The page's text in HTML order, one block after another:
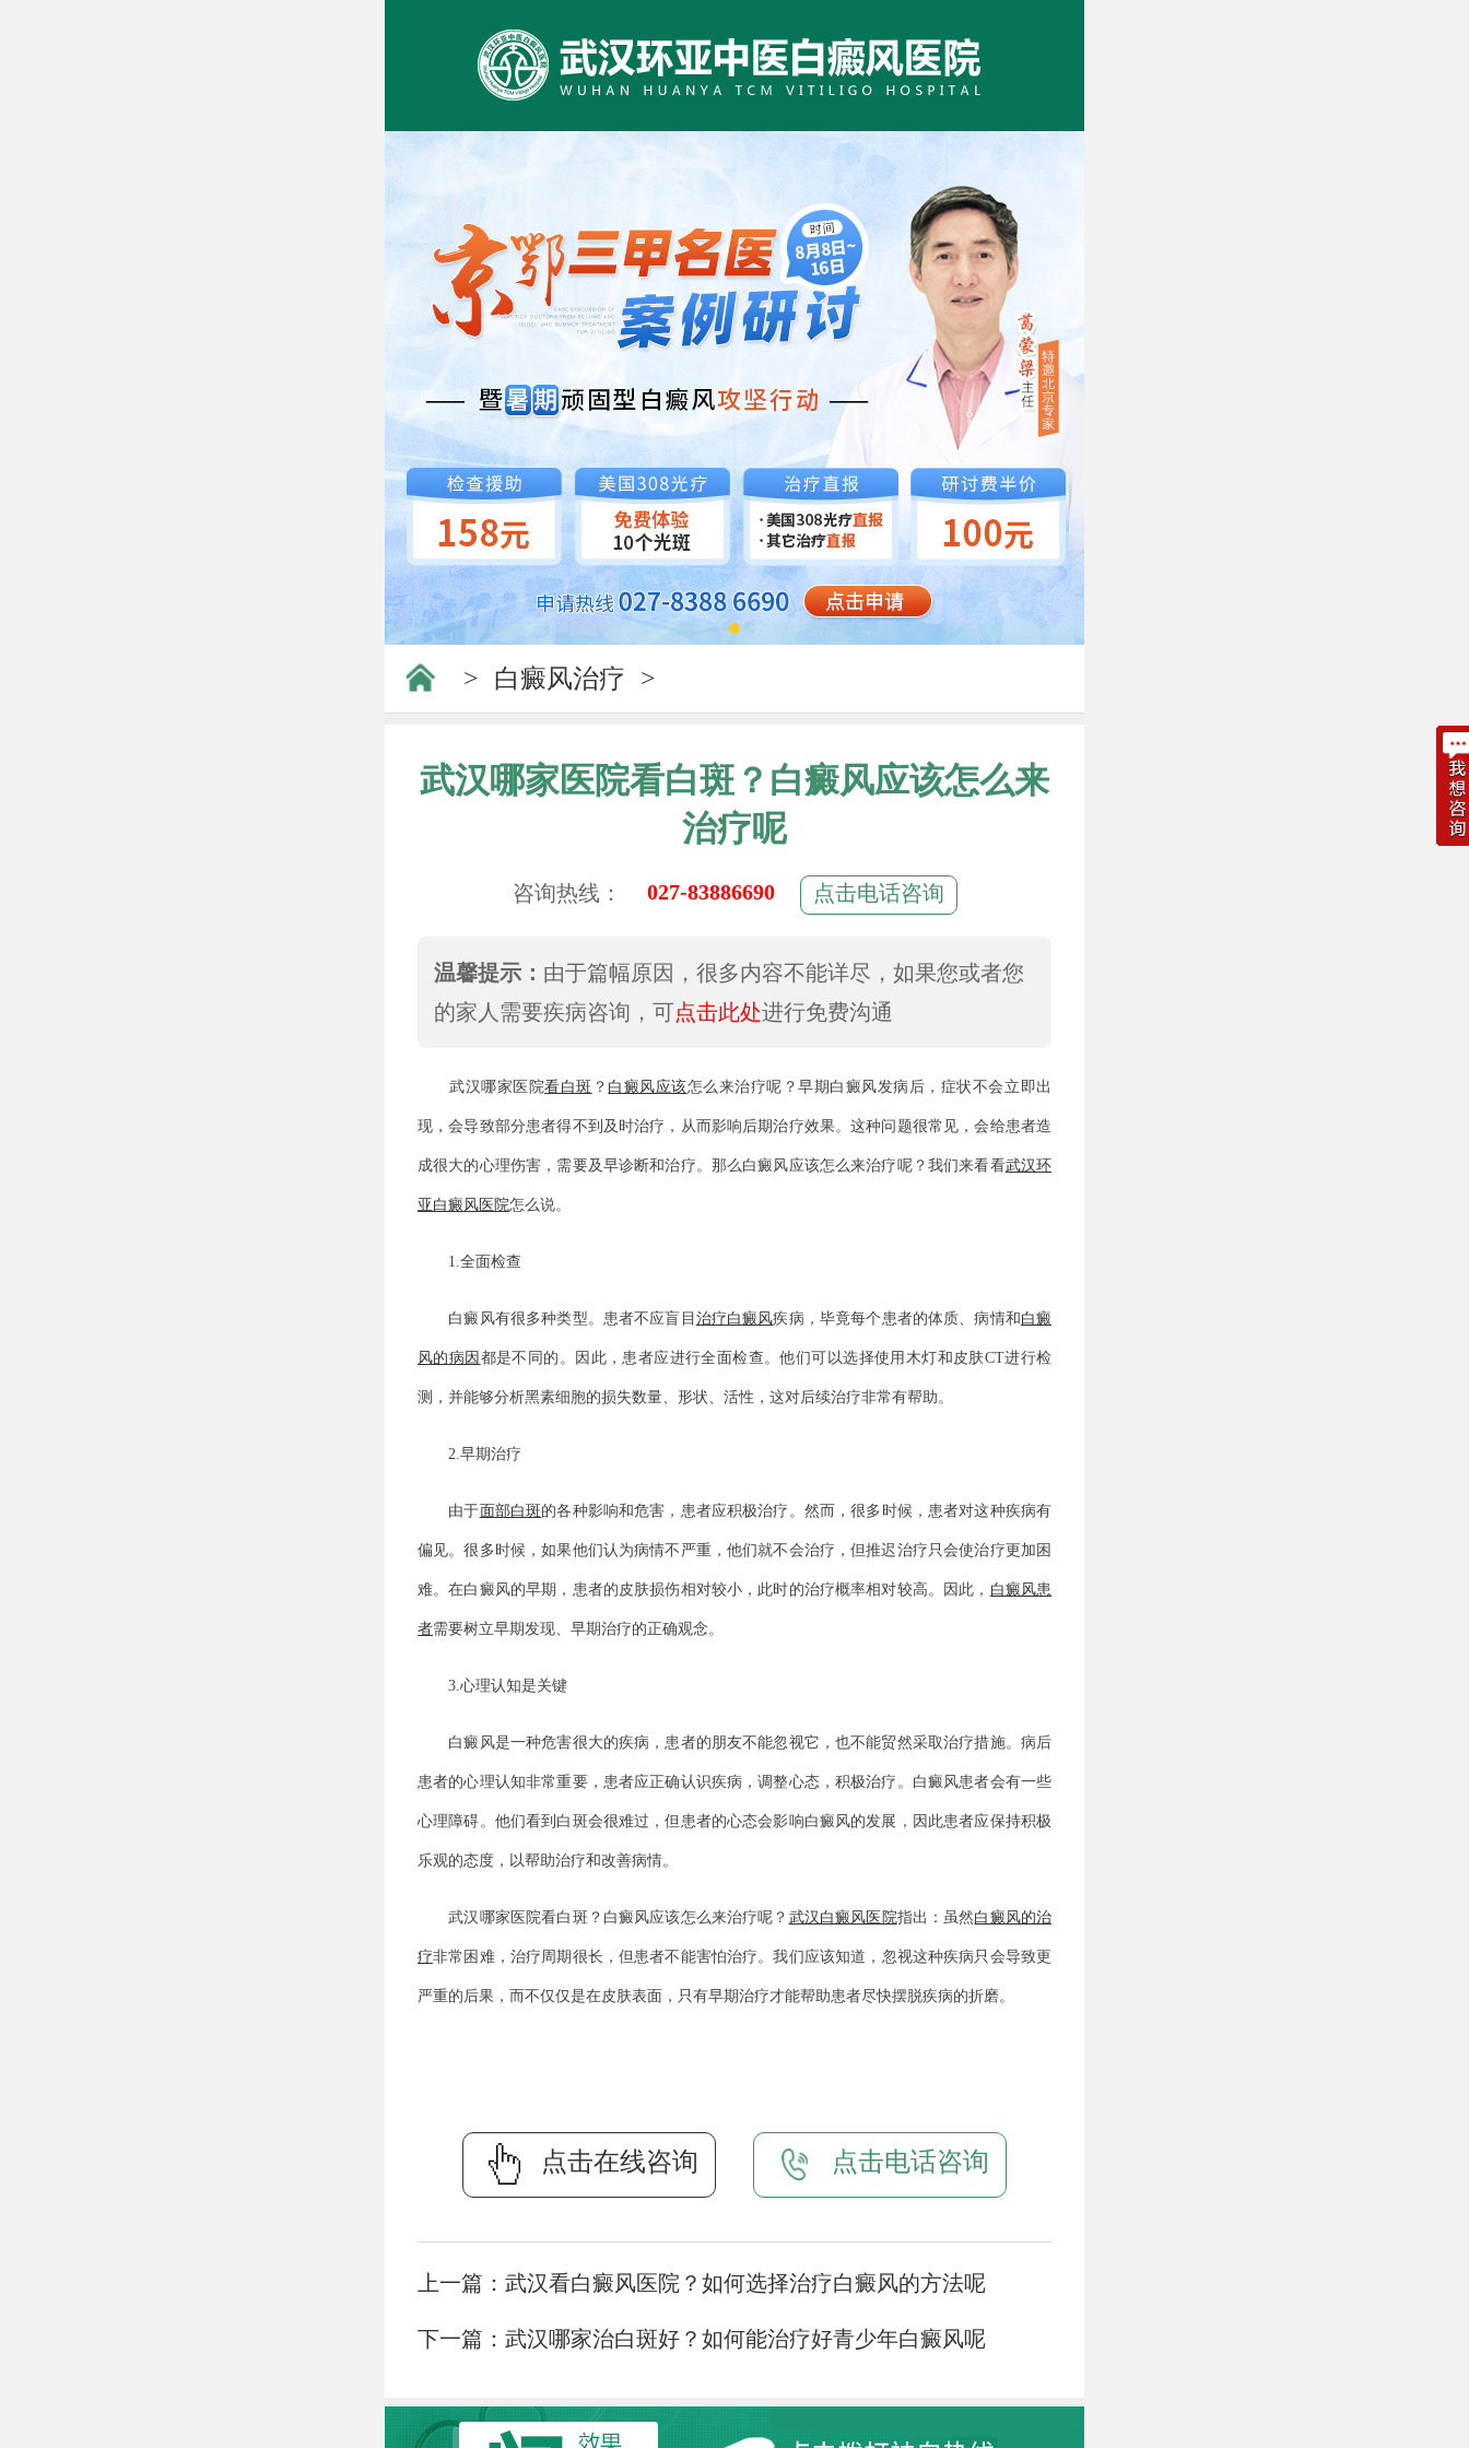
> 白癜风治疗 >
武汉哪家医院看白斑？白癜风应该怎么来
治疗呢
咨询热线： 027-83886690 点击电话咨询
温馨提示： 由于篇幅原因，很多内容不能详尽，如果您或者您
的家人需要疾病咨询，可点击此处进行免费沟通
武汉哪家医院看白斑 ？ 白癜风应该怎么来治疗呢？早期白癜风发病后，症状不会立即出
现，会导致部分患者得不到及时治疗，从而影响后期治疗效果。这种问题很常见，会给患者造
成很大的心理伤害，需要及早诊断和治疗。那么白癜风应该怎么来治疗呢？我们来看看武汉环
亚白癜风医院怎么说。
1.全面检查
白癜风有很多种类型。患者不应盲目 治疗白癜风疾病，毕竟每个患者的体质、病情和 白癜
风的病因 都是不同的。因此，患者应进行全面检查。他们可以选择使用木灯和皮肤CT进行检
测，并能够分析黑素细胞的损失数量、形状、活性，这对后续治疗非常有帮助。
2.早期治疗
由于面部白斑的各种影响和危害，患者应积极治疗。然而，很多时候，患者对这种疾病有
偏见。很多时候，如果他们认为病情不严重，他们就不会治疗，但推迟治疗只会使治疗更加困
难。在白癜风的早期，患者的皮肤损伤相对较小，此时的治疗概率相对较高。因此， 白癜风患
者需要树立早期发现、早期治疗的正确观念。
3.心理认知是关键
白癜风是一种危害很大的疾病，患者的朋友不能忽视它，也不能贸然采取治疗措施。病后
患者的心理认知非常重要，患者应正确认识疾病，调整心态，积极治疗。白癜风患者会有一些
心理障碍。他们看到白斑会很难过，但患者的心态会影响白癜风的发展，因此患者应保持积极
乐观的态度，以帮助治疗和改善病情。
武汉哪家医院看白斑？白癜风应该怎么来治疗呢？ 武汉白癜风医院指出：虽然白癜风的治
疗非常困难，治疗周期很长，但患者不能害怕治疗。我们应该知道，忽视这种疾病只会导致更
严重的后果，而不仅仅是在皮肤表面，只有早期治疗才能帮助患者尽快摆脱疾病的折磨。
点击在线咨询 点击电话咨询
上一篇： 武汉看白癜风医院？如何选择治疗白癜风的方法呢
下一篇： 武汉哪家治白斑好？如何能治疗好青少年白癜风呢